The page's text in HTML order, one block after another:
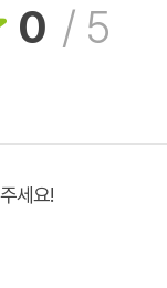
0 / 5
세요!